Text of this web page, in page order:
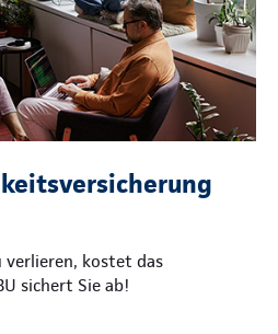
kostet das
sichert Sie ab!